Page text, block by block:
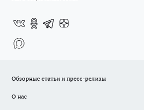
Обзорные статьи и пресс-релизы
О нас